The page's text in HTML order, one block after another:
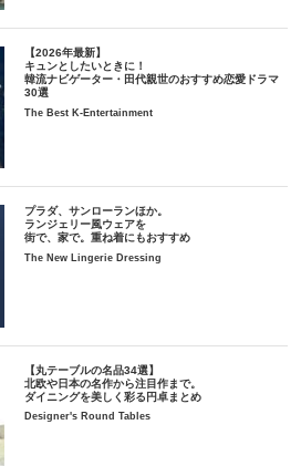
【2026年最新】
キュンとしたいときに！
韓流ナビゲーター・田代親世のおすすめ恋愛ドラマ
30選
The Best K-Entertainment
プラダ、サンローランほか。
ランジェリー風ウェアを
街で、家で。重ね着にもおすすめ
The New Lingerie Dressing
【丸テーブルの名品34選】
北欧や日本の名作から注目作まで。
ダイニングを美しく彩る円卓まとめ
Designer's Round Tables